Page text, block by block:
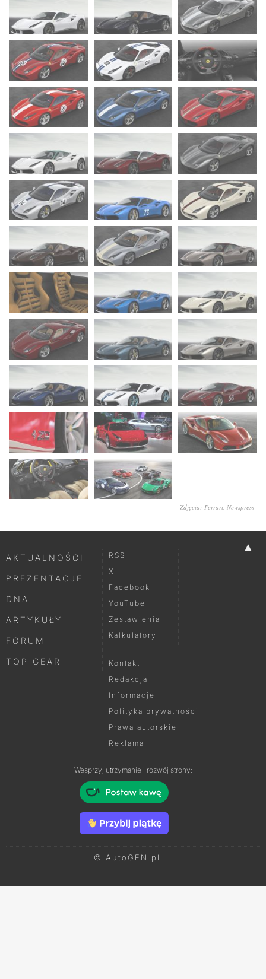
Zdjęcia: Ferrari, Newspress
▲
AKTUALNOŚCI
PREZENTACJE
DNA
ARTYKUŁY
FORUM
TOP GEAR
RSS
X
Facebook
YouTube
Zestawienia
Kalkulatory
Kontakt
Redakcja
Informacje
Polityka prywatności
Prawa autorskie
Reklama
Wesprzyj utrzymanie i rozwój strony:
© AutoGEN.pl